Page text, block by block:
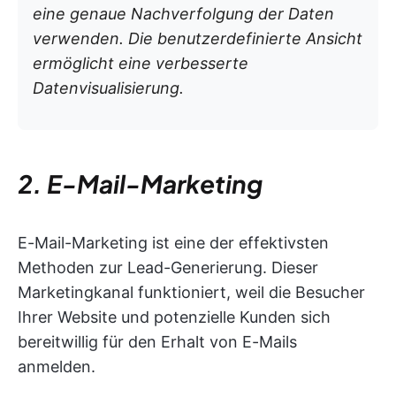
eine genaue Nachverfolgung der Daten
verwenden. Die benutzerdefinierte Ansicht
ermöglicht eine verbesserte
Datenvisualisierung.
2. E-Mail-Marketing
E-Mail-Marketing ist eine der effektivsten
Methoden zur Lead-Generierung. Dieser
Marketingkanal funktioniert, weil die Besucher
Ihrer Website und potenzielle Kunden sich
bereitwillig für den Erhalt von E-Mails
anmelden.